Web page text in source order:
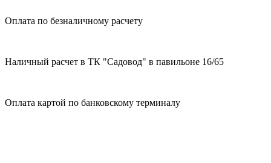
Оплата по безналичному расчету
Наличный расчет в ТК "Садовод" в павильоне 16/65
Оплата картой по банковскому терминалу